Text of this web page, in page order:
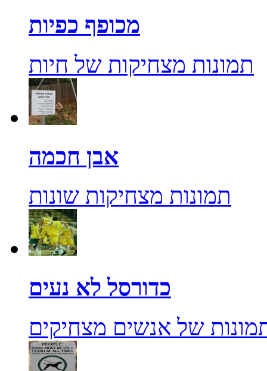
מכופף כפיות
תמונות מצחיקות של חיות
אבן חכמה
תמונות מצחיקות שונות
כדורסל לא נעים
של אנשים מצחיקים